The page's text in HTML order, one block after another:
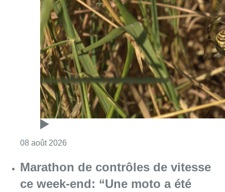
08 août 2026
Marathon de contrôles de vitesse
ce week-end: “Une moto a été